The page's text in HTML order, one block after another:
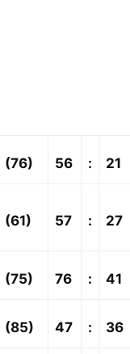
(76) 56 : 21
(61) 57 : 27
(75) 76 : 41
(85) 47 : 36